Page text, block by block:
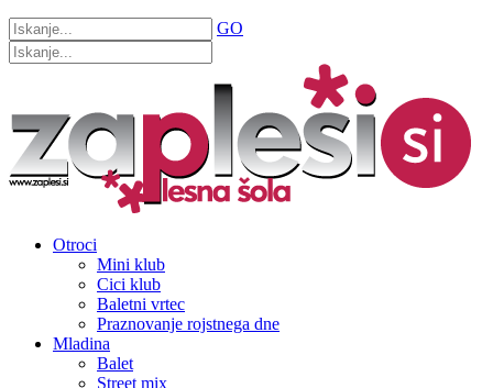
GO
Otroci
Mini klub
Cici klub
Baletni vrtec
Praznovanje rojstnega dne
Mladina
Balet
Street mix